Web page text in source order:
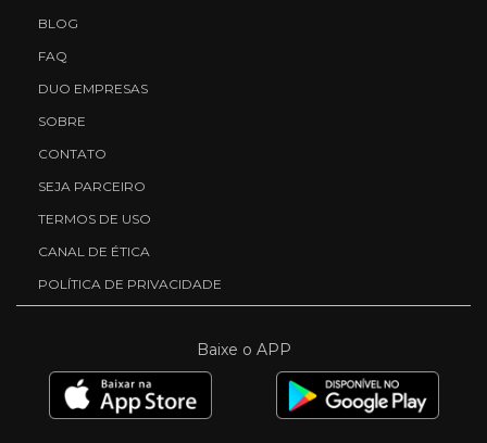
BLOG
FAQ
DUO EMPRESAS
SOBRE
CONTATO
SEJA PARCEIRO
TERMOS DE USO
CANAL DE ÉTICA
POLÍTICA DE PRIVACIDADE
Baixe o APP